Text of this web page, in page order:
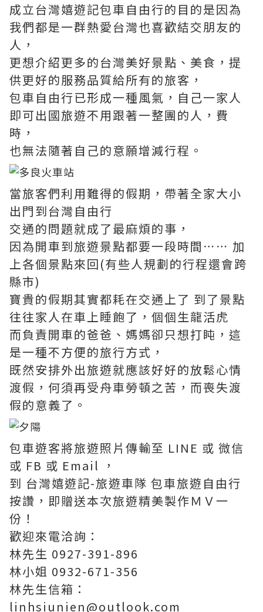
成立台灣嬉遊記包車自由行的目的是因為
我們都是一群熱愛台灣也喜歡結交朋友的
人，
更想介紹更多的台灣美好景點、美食，提
供更好的服務品質給所有的旅客，
包車自由行已形成一種風氣，自己一家人
即可出國旅遊不用跟著一整團的人，費
時，
也無法隨著自己的意願增減行程。
當旅客們利用難得的假期，帶著全家大小
出門到台灣自由行
交通的問題就成了最麻煩的事，
因為開車到旅遊景點都要一段時間⋯⋯ 加
上各個景點來回(有些人規劃的行程還會跨
縣市)
寶貴的假期其實都耗在交通上了 到了景點
往往家人在車上睡飽了，個個生龍活虎
而負責開車的爸爸、媽媽卻只想打盹，這
是一種不方便的旅行方式，
既然安排外出旅遊就應該好好的放鬆心情
渡假，何須再受舟車勞頓之苦，而喪失渡
假的意義了。
‪包車遊客將旅遊照片傳輸至‬ LINE 或 微信
或 FB 或 Email ，
到 台灣嬉遊記-旅遊車隊 包車旅遊自由行
按讚，即贈送本次旅遊精美製作ＭＶ一
份！
歡迎來電洽詢：
林先生 0927-391-896
林小姐 0932-671-356
林先生信箱：
linhsiunien@outlook.com